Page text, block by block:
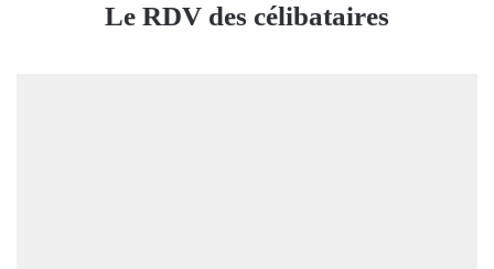
Le RDV des célibataires